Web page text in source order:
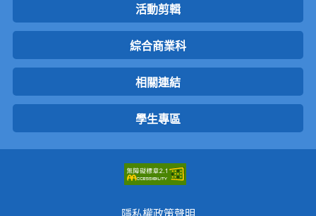
活動剪輯
綜合商業科
相關連結
學生專區
隱私權政策聲明